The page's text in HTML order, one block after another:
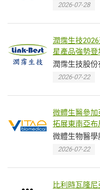
2026-07-28
潤霈生技
星產品強勢
潤霈生技股份
2026-07-22
微體生醫參
拓展東南亞布
微體生物醫學
2026-07-22
比利時瓦隆